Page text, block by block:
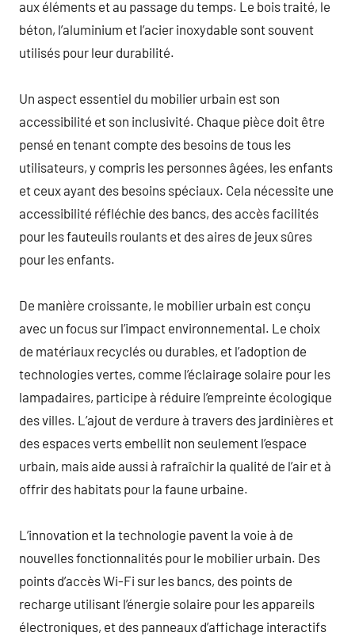
aux éléments et au passage du temps. Le bois traité, le
béton, l’aluminium et l’acier inoxydable sont souvent
utilisés pour leur durabilité.
Un aspect essentiel du mobilier urbain est son
accessibilité et son inclusivité. Chaque pièce doit être
pensé en tenant compte des besoins de tous les
utilisateurs, y compris les personnes âgées, les enfants
et ceux ayant des besoins spéciaux. Cela nécessite une
accessibilité réfléchie des bancs, des accès facilités
pour les fauteuils roulants et des aires de jeux sûres
pour les enfants.
De manière croissante, le mobilier urbain est conçu
avec un focus sur l’impact environnemental. Le choix
de matériaux recyclés ou durables, et l’adoption de
technologies vertes, comme l’éclairage solaire pour les
lampadaires, participe à réduire l’empreinte écologique
des villes. L’ajout de verdure à travers des jardinières et
des espaces verts embellit non seulement l’espace
urbain, mais aide aussi à rafraîchir la qualité de l’air et à
offrir des habitats pour la faune urbaine.
L’innovation et la technologie pavent la voie à de
nouvelles fonctionnalités pour le mobilier urbain. Des
points d’accès Wi-Fi sur les bancs, des points de
recharge utilisant l’énergie solaire pour les appareils
électroniques, et des panneaux d’affichage interactifs